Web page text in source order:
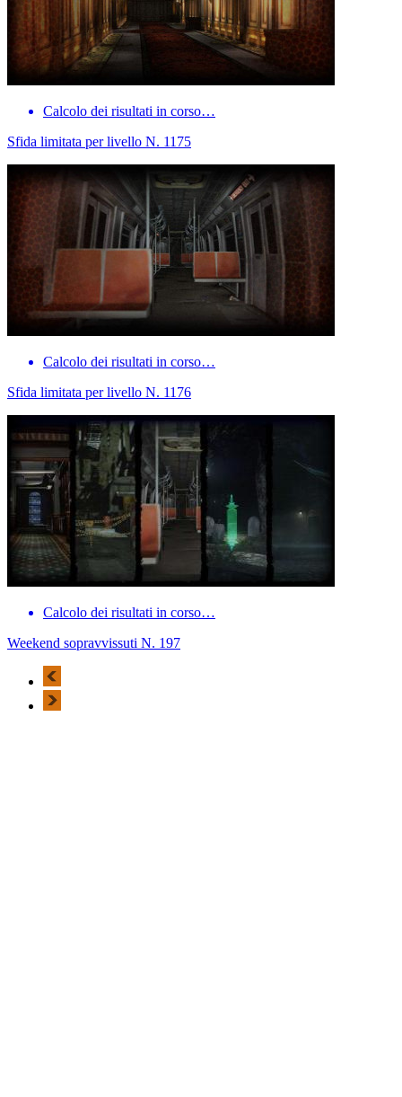
Calcolo dei risultati in corso…
Sfida limitata per livello N. 1175
Calcolo dei risultati in corso…
Sfida limitata per livello N. 1176
Calcolo dei risultati in corso…
Weekend sopravvissuti N. 197